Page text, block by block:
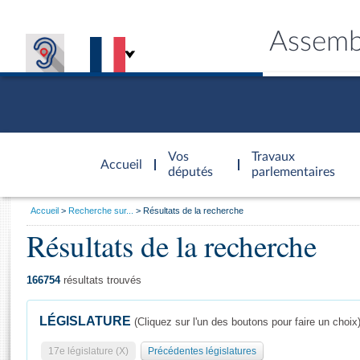
Accueil
d'accueil
Vos
députés
Travaux
parlementaires
Général
Vous
Accueil Recherche sur... Résultats de la recherche
Résultats de la recherche
166754résultats trouvés
LÉGISLATURE (Cliquez sur l'un des boutons pour faire un choix)
17e législature (X) Précédentes législatures